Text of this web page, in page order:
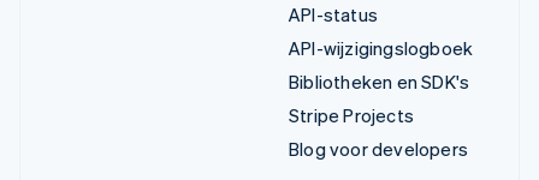
API-status
API-wijzigingslogboek
Bibliotheken en SDK's
Stripe Projects
Blog voor developers